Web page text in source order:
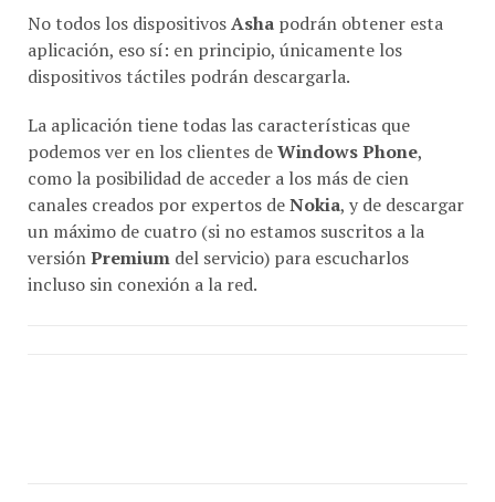
No todos los dispositivos
Asha
podrán obtener esta
aplicación, eso sí: en principio, únicamente los
dispositivos táctiles podrán descargarla.
La aplicación tiene todas las características que
podemos ver en los clientes de Windows Phone
como la posibilidad de acceder a los más de cien
canales creados por expertos de Nokia
, y de descargar
un máximo de cuatro (si no estamos suscritos a la
versión Premium
del servicio) para escucharlos
incluso sin conexión a la red.